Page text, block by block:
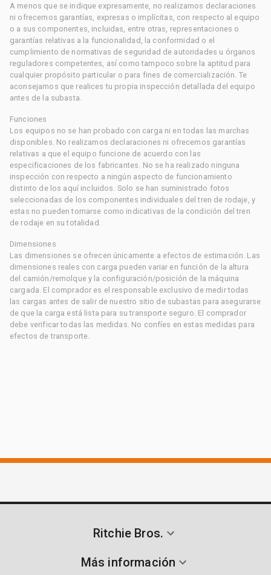
A menos que se indique expresamente, no realizamos declaraciones
ni ofrecemos garantías, expresas o implícitas, con respecto al equipo
o a sus componentes, incluidas, entre otras, representaciones o
garantías relativas a la funcionalidad, la conformidad o el
cumplimiento de normativas de seguridad de autoridades u órganos
reguladores competentes, así como tampoco sobre la aptitud para
cualquier propósito particular o para fines de comercialización. Te
aconsejamos que realices tu propia inspección detallada del equipo
antes de la subasta.
Funciones
Los equipos no se han probado con carga ni en todas las marchas
disponibles. No realizamos declaraciones ni ofrecemos garantías
relativas a que el equipo funcione de acuerdo con las
especificaciones de los fabricantes. No se ha realizado ninguna
inspección con respecto a ningún aspecto de funcionamiento
distinto de los aquí incluidos. Solo se han suministrado fotos
seleccionadas de los componentes individuales del tren de rodaje, y
estas no pueden tomarse como indicativas de la condición del tren
de rodaje en su totalidad.
Dimensiones
Las dimensiones se ofrecen únicamente a efectos de estimación. Las
dimensiones reales con carga pueden variar en función de la altura
del camión/remolque y la configuración/posición de la máquina
cargada. El comprador es el responsable exclusivo de medir todas
las cargas antes de salir de nuestro sitio de subastas para asegurarse
de que la carga está lista para su transporte seguro. El comprador
debe verificar todas las medidas. No confíes en estas medidas para
efectos de transporte.
Ritchie Bros.
Más información